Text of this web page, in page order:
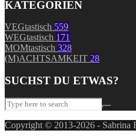
KATEGORIEN
VEGtastisch 559
WEGtastisch 171
MOMtastisch 328
(M)ACHTSAMKEIT 28
SUCHST DU ETWAS?
Copyright © 2013-2026 - Sabrina